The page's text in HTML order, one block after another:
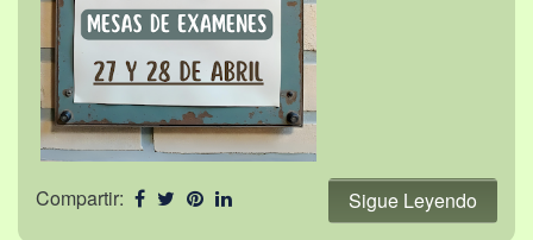
Compartir: Sigue Leyendo